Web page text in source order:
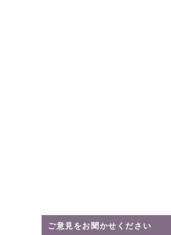
ご意見をお聞かせください